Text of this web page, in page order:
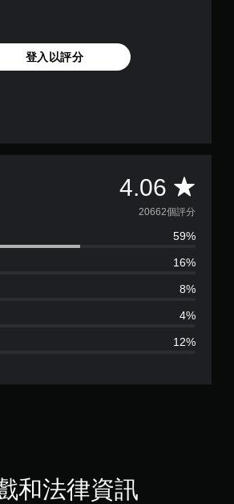
登入以評分
4.06 平
均
評
分
4
0
20662個評分
59%
16%
8%
4%
12%
和法律資訊